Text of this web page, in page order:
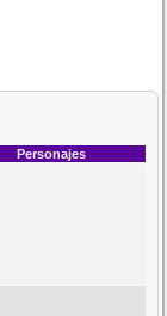
Personajes